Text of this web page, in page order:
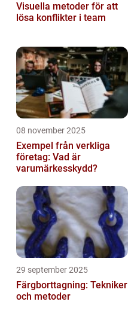
Visuella metoder för att
lösa konflikter i team
08 november 2025
Exempel från verkliga
företag: Vad är
varumärkesskydd?
29 september 2025
Färgborttagning: Tekniker
och metoder